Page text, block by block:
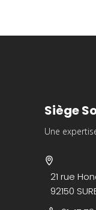
Siège
Une
21 rue
92150